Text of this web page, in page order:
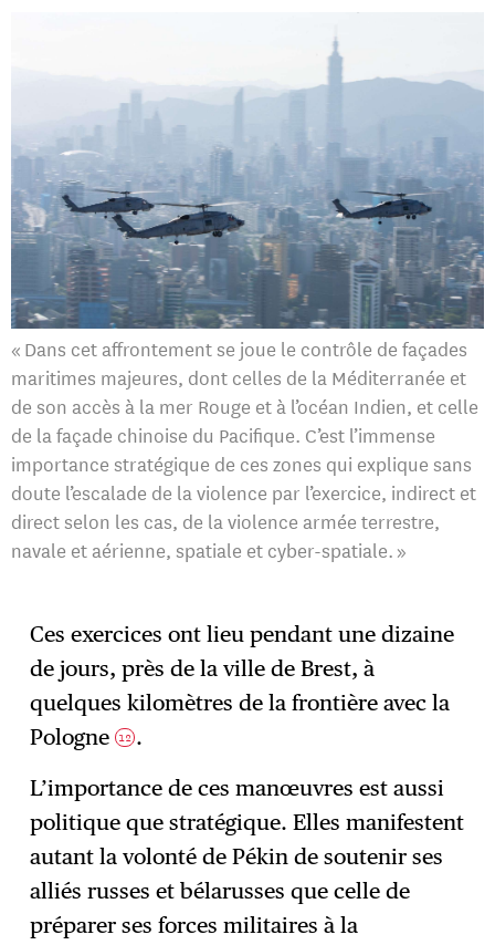
« Dans cet affrontement se joue le contrôle de façades
maritimes majeures, dont celles de la Méditerranée et
de son accès à la mer Rouge et à l’océan Indien, et celle
de la façade chinoise du Pacifique. C’est l’immense
importance stratégique de ces zones qui explique sans
doute l’escalade de la violence par l’exercice, indirect et
direct selon les cas, de la violence armée terrestre,
navale et aérienne, spatiale et cyber-spatiale. »
Ces exercices ont lieu pendant une dizaine
de jours, près de la ville de Brest, à
quelques kilomètres de la frontière avec la
Pologne12 .
L’importance de ces manœuvres est aussi
politique que stratégique. Elles manifestent
autant la volonté de Pékin de soutenir ses
alliés russes et bélarusses que celle de
préparer ses forces militaires à la